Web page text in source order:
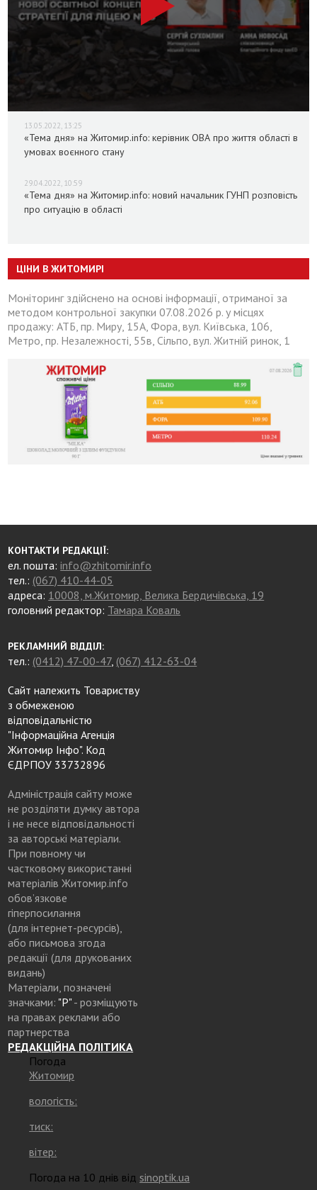
13.05.2022, 13:25
«Тема дня» на Житомир.info: керівник ОВА про життя області в
умовах воєнного стану
29.04.2022, 10:59
«Тема дня» на Житомир.info: новий начальник ГУНП розповість
про ситуацію в області
ЦІНИ В ЖИТОМИРІ
Моніторинг здійснено на основі інформації, отриманої за
методом контрольної закупки 07.08.2026 р. у місцях
продажу: АТБ, пр. Миру, 15А, Фора, вул. Київська, 106,
Метро, пр. Незалежності, 55в, Сільпо, вул. Житній ринок, 1
КОНТАКТИ РЕДАКЦІЇ:
ел. пошта:info@zhitomir.info
тел.: (067) 410-44-05
адреса: 10008, м.Житомир, Велика Бердичівська, 19
головний редактор: Тамара Коваль
РЕКЛАМНИЙ ВІДДІЛ:
тел.: (0412) 47-00-47, (067) 412-63-04
Сайт належить Товариству
з обмеженою
відповідальністю
"Інформаційна Агенція
Житомир Інфо". Код
ЄДРПОУ 33732896
Адміністрація сайту може
не розділяти думку автора
і не несе відповідальності
за авторські матеріали.
При повному чи
частковому використанні
матеріалів Житомир.info
обов’язкове
гіперпосилання
(для інтернет-ресурсів),
або письмова згода
редакції (для друкованих
видань)
Матеріали, позначені
значками: "Р"- розміщують
на правах реклами або
партнерства
РЕДАКЦІЙНА ПОЛІТИКА
Погода
Житомир
вологість:
тиск:
вітер:
Погода на 10 днів від sinoptik.ua